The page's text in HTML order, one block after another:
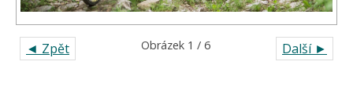
◄ Zpět Další ►
Obrázek 1 / 6